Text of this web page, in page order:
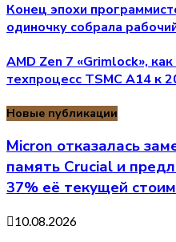
Конец эпохи
одиночку собрала
AMD Zen 7 «Grimlock»,
техпроцесс TSMC A14 к
Новые публикации
Micron отказалась
память Crucial и
37% её текущей
10.08.2026